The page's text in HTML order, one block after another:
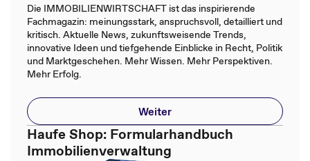
Die IMMOBILIENWIRTSCHAFT ist das inspirierende
Fachmagazin: meinungsstark, anspruchsvoll, detailliert und
kritisch. Aktuelle News, zukunftsweisende Trends,
innovative Ideen und tiefgehende Einblicke in Recht, Politik
und Marktgeschehen. Mehr Wissen. Mehr Perspektiven.
Mehr Erfolg.
Weiter
Haufe Shop: Formularhandbuch
Immobilienverwaltung